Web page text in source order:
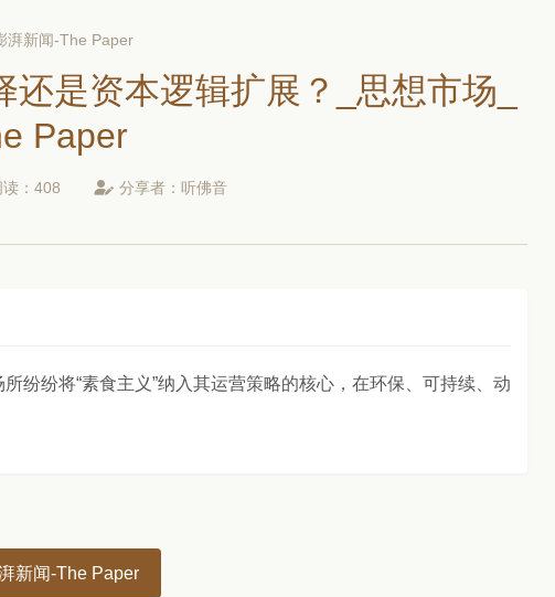
湃新闻-The Paper
是资本逻辑扩展？_思想市场_
Paper
读：408 分享者： 听佛音
纷纷将“素食主义”纳入其运营策略的核心，在环保、可持续、动
新闻-The Paper